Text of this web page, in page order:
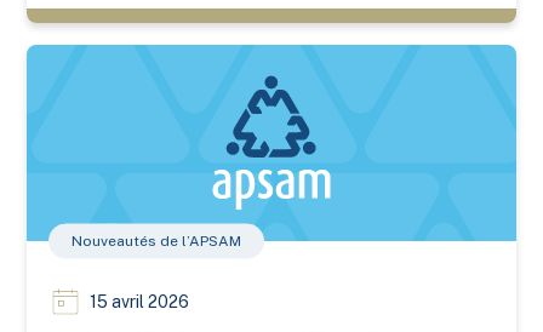
Une formation en manutention 100 % adaptée à votre réalité
Nouveautés de l’APSAM
15 avril 2026